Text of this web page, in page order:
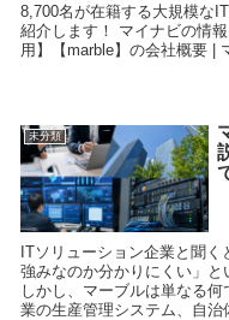
8,700名が在籍する大規模な
紹介します！ マイナビの情
用】【marble】の会社概要 |
未分類
ITソリューション企業と聞
強みなのか分かりにくい」と
しかし、マーブルは単なる
業の生産管理システム、自治